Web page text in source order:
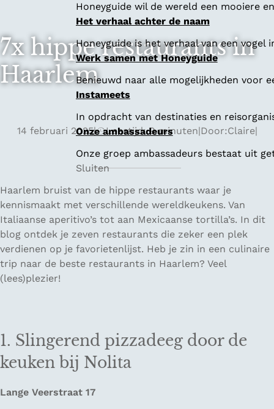
Honeyguide wil de wereld een mooiere
Het verhaal achter de naam
Honeyguide is het verhaal van een
Werk samen met Honeyguide
Benieuwd naar alle mogelijkheden voor
Instameets
In opdracht van destinaties en
Onze ambassadeurs
Onze groep ambassadeurs bestaat uit
Sluiten
7x hippe restaurants in
Haarlem
14 februari 2025| Leestijd: 9 minuten|Door:Claire|
Haarlem bruist van de hippe restaurants waar je
kennismaakt met verschillende wereldkeukens. Van
Italiaanse aperitivo’s tot aan Mexicaanse tortilla’s. In dit
blog ontdek je zeven restaurants die zeker een plek
verdienen op je favorietenlijst. Heb je zin in een culinaire
trip naar de beste restaurants in Haarlem? Veel
(lees)plezier!
1. Slingerend pizzadeeg door de
keuken bij Nolita
Lange Veerstraat 17